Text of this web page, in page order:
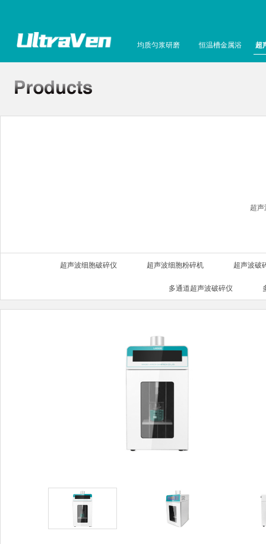
均质匀浆研磨 恒温槽金属浴 超
超
超声波细胞破碎仪 超声波细胞粉碎机 超声波破
多通道超声波破碎仪